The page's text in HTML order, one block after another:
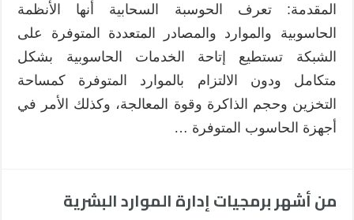
المقدمة: تعرف الحوسبة السحابية أنها الأنظمة
الحاسوبية والموارد والمصادر المتعددة المتوفرة على
الشبكة تستطيع إتاحة الخدمات الحاسوبية بشكل
متكامل ودون الالتزام بالموارد المتوفرة كمساحة
التخزين وحجم الذاكرة وقوة المعالجة، وكذلك الأمر في
أجهزة الحاسوب المتوفرة …
من أشهر برمجيات إدارة الموارد البشرية